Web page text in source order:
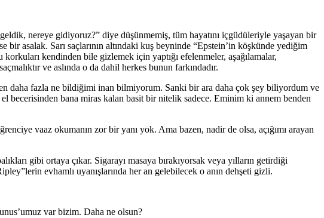
nereye gidiyoruz?” diye düşünmemiş, tüm hayatını içgüdüleriyle yaşayan bir
asalak. Sarı saçlarının altındaki kuş beyninde “Epstein’in köşkünde yediğim
kendinden bile gizlemek için yaptığı efelenmeler, aşağılamalar,
ve aslında o da dahil herkes bunun farkındadır.
daha fazla ne bildiğimi inan bilmiyorum. Sanki bir ara daha çok şey biliyordum ve
becerisinden bana miras kalan basit bir nitelik sadece. Eminim ki annem benden
vaaz okumanın zor bir yanı yok. Ama bazen, nadir de olsa, açığımı arayan
gibi ortaya çıkar. Sigarayı masaya bırakıyorsak veya yılların getirdiği
evhamlı uyanışlarında her an gelebilecek o anın dehşeti gizli.
var bizim. Daha ne olsun?